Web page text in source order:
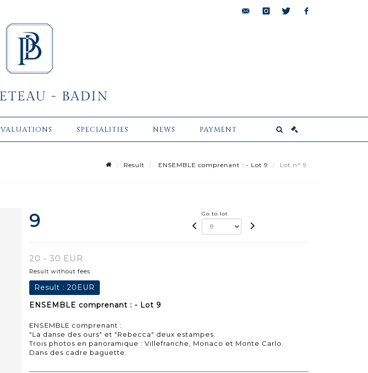
VALUATIONS SPECIALITIES NEWS PAYMENT
Result ENSEMBLE comprenant : - Lot 9 Lot n° 9
9 Go to lot
20 - 30 EUR
Result without fees
Result : 20EUR
ENSEMBLE comprenant : - Lot 9
ENSEMBLE comprenant :
"La danse des ours" et "Rebecca" deux estampes.
Trois photos en panoramique : Villefranche, Monaco et Monte Carlo.
Dans des cadre baguette.